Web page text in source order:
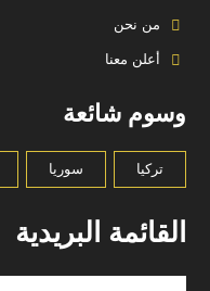
من نحن
أعلن معنا
وسوم شائعة
تركيا سوريا
القائمة البريدية